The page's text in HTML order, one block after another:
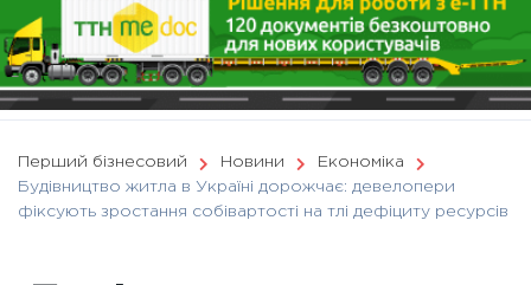
Перший бізнесовий Новини
Економіка
Будівництво житла в Україні дорожчає: девелопери
фіксують зростання собівартості на тлі дефіциту ресурсів